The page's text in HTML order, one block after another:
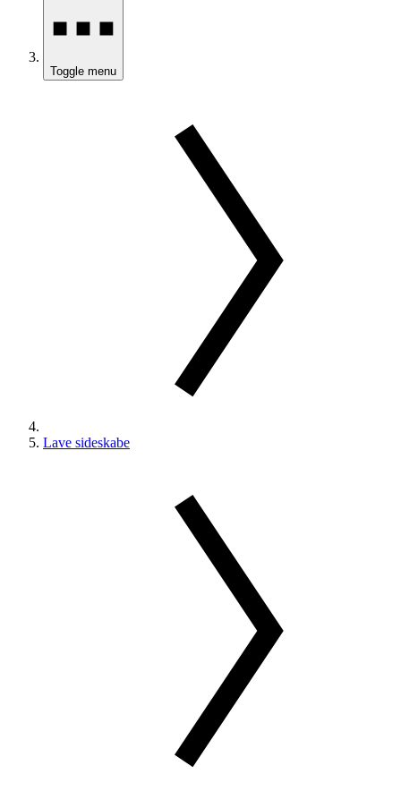
Toggle menu
Lave sideskabe